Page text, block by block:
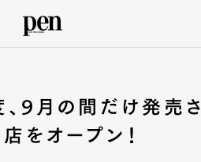
9月の間だけ発売さ
をオープン！